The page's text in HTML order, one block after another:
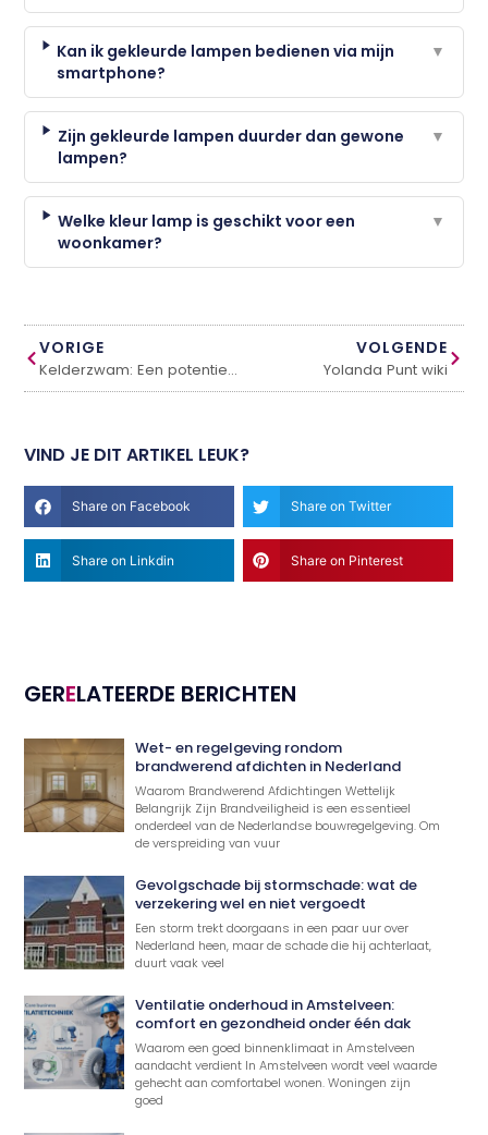
Kan ik gekleurde lampen bedienen via mijn
smartphone?
▼
Zijn gekleurde lampen duurder dan gewone
lampen?
▼
Welke kleur lamp is geschikt voor een
woonkamer?
▼
VORIGE
Kelderzwam: Een potentieel gevaar voor gebouwen
VOLGENDE
Yolanda Punt wiki
VIND JE DIT ARTIKEL LEUK?
Share on Facebook Share on Twitter
Share on Linkdin Share on Pinterest
GERELATEERDE BERICHTEN
Wet- en regelgeving rondom
brandwerend afdichten in Nederland
Waarom Brandwerend Afdichtingen Wettelijk
Belangrijk Zijn Brandveiligheid is een essentieel
onderdeel van de Nederlandse bouwregelgeving. Om
de verspreiding van vuur
Gevolgschade bij stormschade: wat de
verzekering wel en niet vergoedt
Een storm trekt doorgaans in een paar uur over
Nederland heen, maar de schade die hij achterlaat,
duurt vaak veel
Ventilatie onderhoud in Amstelveen:
comfort en gezondheid onder één dak
Waarom een goed binnenklimaat in Amstelveen
aandacht verdient In Amstelveen wordt veel waarde
gehecht aan comfortabel wonen. Woningen zijn
goed